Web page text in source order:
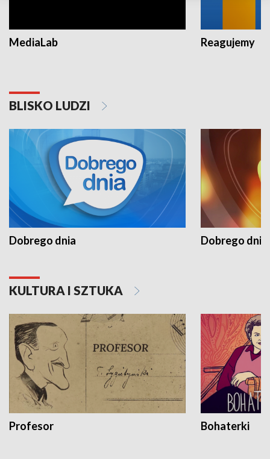
MediaLab Reagujemy
BLISKO LUDZI
Dobrego dnia Dobrego dnia
KULTURA I SZTUKA
Profesor Bohaterki